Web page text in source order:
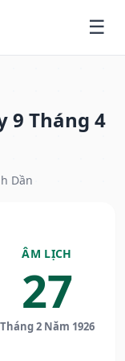
9 Tháng 4
Dần
ÂM LỊCH
27
Tháng 2 Năm 1926